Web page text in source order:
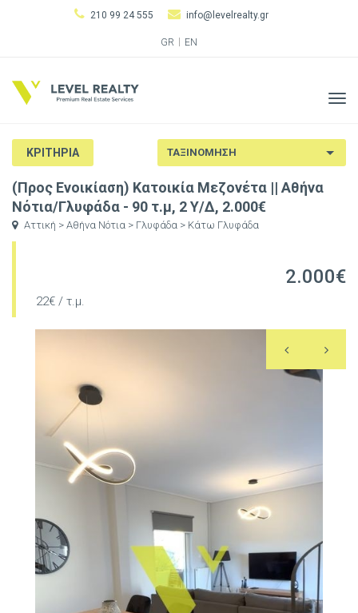
210 99 24 555 info@levelrealty.gr
GR EN
(Προς Ενοικίαση) Κατοικία Μεζονέτα || Αθήνα
Νότια/Γλυφάδα - 90 τ.μ, 2 Υ/Δ, 2.000€
Αττική > Αθήνα Νότια > Γλυφάδα > Κάτω Γλυφάδα
2.000€
22€ / τ.μ.
ΚΡΙΤΗΡΙΑ